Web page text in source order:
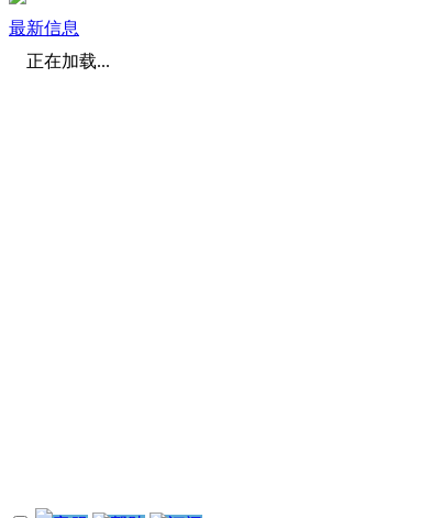
最新信息
正在加载...